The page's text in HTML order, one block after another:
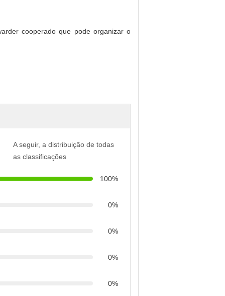
cooperado que pode organizar o
A seguir, a distribuição de todas
as classificações
100%
0%
0%
0%
0%